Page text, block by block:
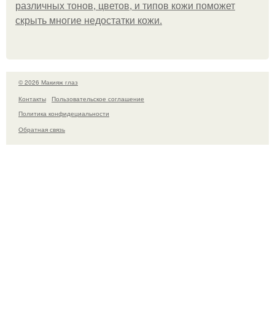
различных тонов, цветов, и типов кожи поможет
скрыть многие недостатки кожи.
© 2026 Макияж глаз
Контакты
Пользовательское соглашение
Политика конфидециальности
Обратная связь